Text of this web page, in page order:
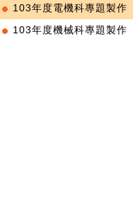
103年度電機科專題製作
103年度機械科專題製作